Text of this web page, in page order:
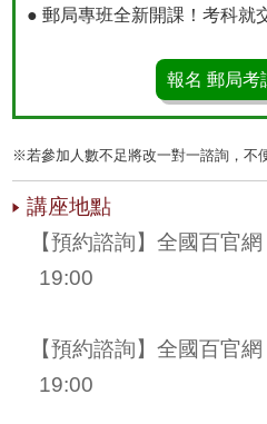
● 郵局專班全新開課！考科就
報名 郵局考
※若參加人數不足將改一對一諮詢，不
講座地點
【預約諮詢】全國百官網
19:00
【預約諮詢】全國百官網
19:00